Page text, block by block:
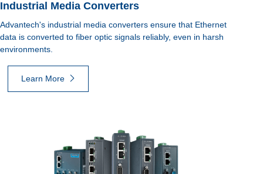
Industrial Media Converters
Advantech's industrial media converters ensure that Ethernet
data is converted to fiber optic signals reliably, even in harsh
environments.
Learn More